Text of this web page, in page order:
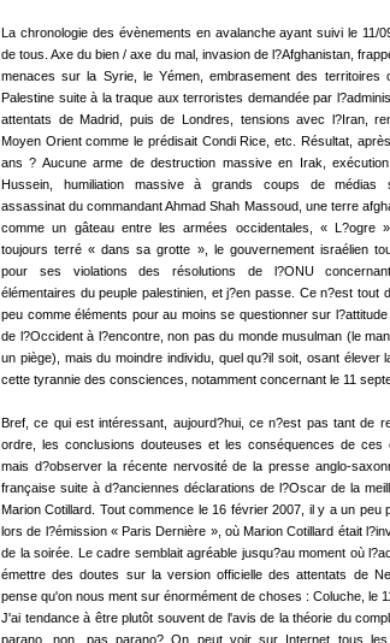
La chronologie des évènements en avalanche ayant suivi le 11/
de tous. Axe du bien / axe du mal, invasion de l?Afghanistan,
menaces sur la Syrie, le Yémen, embrasement des territoires
Palestine suite à la traque aux terroristes demandée par
attentats de Madrid, puis de Londres, tensions avec l?Iran,
Moyen Orient comme le prédisait Condi Rice, etc. Résultat,
ans ? Aucune arme de destruction massive en Irak,
Hussein, humiliation massive à grands coups de médias
assassinat du commandant Ahmad Shah Massoud, une terre
comme un gâteau entre les armées occidentales, « L?ogre
toujours terré « dans sa grotte », le gouvernement israélien
pour ses violations des résolutions de l?ONU
élémentaires du peuple palestinien, et j?en passe. Ce n?est tout
peu comme éléments pour au moins se questionner sur
de l?Occident à l?encontre, non pas du monde musulman (le
un piège), mais du moindre individu, quel qu?il soit, osant élever
cette tyrannie des consciences, notamment concernant le 11
Bref, ce qui est intéressant, aujourd?hui, ce n?est pas tant de
ordre, les conclusions douteuses et les conséquences de ces
mais d?observer la récente nervosité de la presse anglo-
française suite à d?anciennes déclarations de l?Oscar de la
Marion Cotillard. Tout commence le 16 février 2007, il y a un peu
lors de l?émission « Paris Dernière », où Marion Cotillard était
de la soirée. Le cadre semblait agréable jusqu?au moment où
émettre des doutes sur la version officielle des attentats de
pense qu'on nous ment sur énormément de choses : Coluche, le
J'ai tendance à être plutôt souvent de l'avis de la théorie du
parano, non, pas parano? On peut voir sur Internet tous